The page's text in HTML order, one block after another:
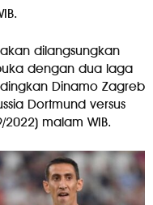
dilangsungkan
dengan dua laga
Dinamo Zagreb
Dortmund versus
malam WIB.